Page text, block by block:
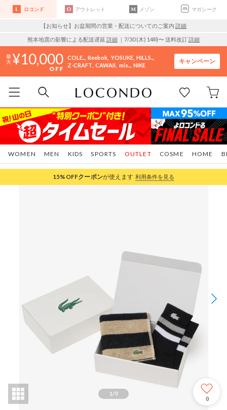
ロコンド アウトレット メゾン マガシーク
【お知らせ】お盆期間の営業・配送についてのご案内 詳細
熊本地震の影響による配送遅延 詳細 ｜7/30 (木) 14時〜 送料改訂詳細
10,000 COLE.. Reebok YOSUKE HILLS..
Z-CRAFT CAWAII mis.. NIKE
キャンペーン
WOMEN MEN KIDS SPORTS COSME HOME
OUTLET
15%OFFクーポンが使えます 利用条件を見る
1/9
0